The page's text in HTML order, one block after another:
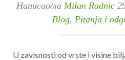
Написао/ла Milan Radnic
Blog, Pitanja i
U zavisnosti od vrste i visine